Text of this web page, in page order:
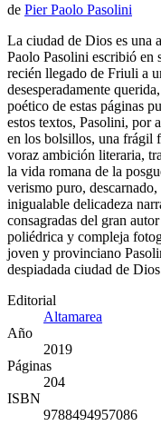
de Pier Paolo Pasolini
La ciudad de Dios es una
Paolo Pasolini escribió en
recién llegado de Friuli a
desesperadamente
poético de estas páginas
estos textos, Pasolini, por
en los bolsillos, una frágil
voraz ambición literaria,
la vida romana de la
verismo puro,
inigualable delicadeza
consagradas del gran
poliédrica y compleja
joven y provinciano
despiadada ciudad de
Editorial
Altamarea
Año
2019
Páginas
204
ISBN
9788494957086